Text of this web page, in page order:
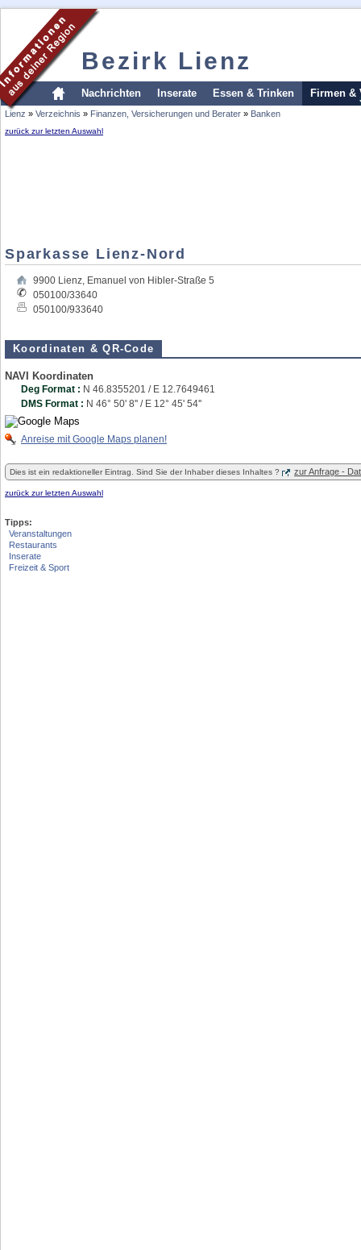
Bezirk Lienz
Nachrichten Inserate Essen & Trinken Firmen &
Lienz » Verzeichnis » Finanzen, Versicherungen und Berater » Banken
zurück zur letzten Auswahl
Sparkasse Lienz-Nord
9900 Lienz, Emanuel von Hibler-Straße 5
050100/33640
050100/933640
Koordinaten & QR-Code
NAVI Koordinaten
Deg Format : N 46.8355201 / E 12.7649461
DMS Format : N 46° 50' 8'' / E 12° 45' 54''
Anreise mit Google Maps planen!
Dies ist ein redaktioneller Eintrag. Sind Sie der Inhaber dieses Inhaltes ? zur Anfrage -
zurück zur letzten Auswahl
Tipps:
Veranstaltungen
Restaurants
Inserate
Freizeit & Sport